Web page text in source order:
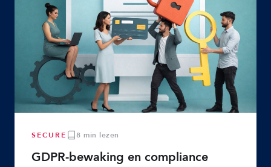
SECURE 8 min lezen
GDPR-bewaking en compliance